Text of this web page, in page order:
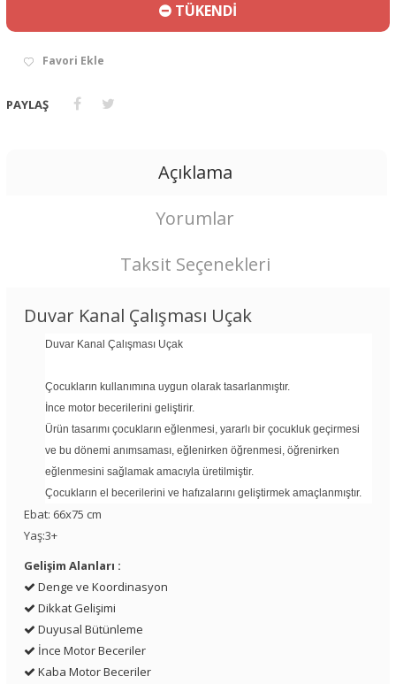
TÜKENDİ
Favori Ekle
PAYLAŞ
Açıklama
Yorumlar
Taksit Seçenekleri
Duvar Kanal Çalışması Uçak
Duvar Kanal Çalışması Uçak
Çocukların kullanımına uygun olarak tasarlanmıştır.
İnce motor becerilerini geliştirir.
Ürün tasarımı çocukların eğlenmesi, yararlı bir çocukluk geçirmesi
ve bu dönemi anımsaması, eğlenirken öğrenmesi, öğrenirken
eğlenmesini sağlamak amacıyla üretilmiştir.
Çocukların el becerilerini ve hafızalarını geliştirmek amaçlanmıştır.
Ebat: 66x75 cm
Yaş:3+
Gelişim Alanları :
Denge ve Koordinasyon
Dikkat Gelişimi
Duyusal Bütünleme
İnce Motor Beceriler
Kaba Motor Beceriler